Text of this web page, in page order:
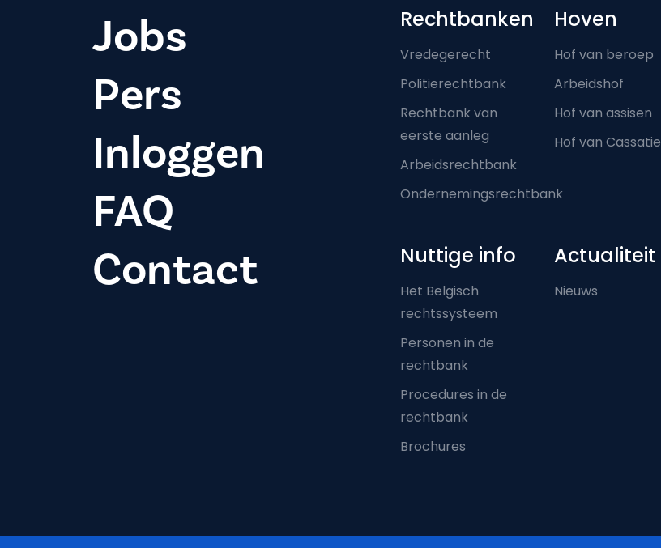
Jobs
Pers
Inloggen
FAQ
Contact
Footer-menu
Rechtbanken
Vredegerecht
Politierechtbank
Rechtbank van
eerste aanleg
Arbeidsrechtbank
Ondernemingsrechtbank
Hoven
Hof van beroep
Arbeidshof
Hof van assisen
Hof van Cassatie
Nuttige info
Het Belgisch
rechtssysteem
Personen in de
rechtbank
Procedures in de
rechtbank
Brochures
Actualiteit
Nieuws